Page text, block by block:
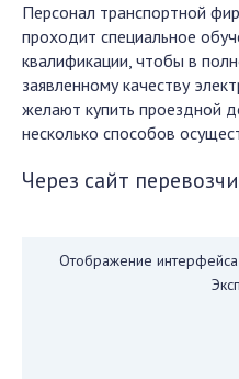
Персонал транспортной
проходит специальное
квалификации, чтобы в
заявленному качеству
желают купить проездной
несколько способов
Через сайт
Отображение